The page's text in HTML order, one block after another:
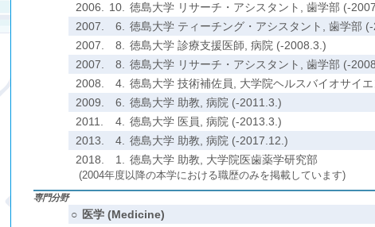
2006.
10.
徳島大学 リサーチ・アシスタント, 歯学部 (-
2007.
6.
徳島大学 ティーチング・アシスタント, 歯学部
2007.
8.
徳島大学 診療支援医師, 病院 (-2008.3.)
2007.
8.
徳島大学 リサーチ・アシスタント, 歯学部 (-
2008.
4.
徳島大学 技術補佐員, 大学院ヘルスバイオサイ
2009.
6.
徳島大学 助教, 病院 (-2011.3.)
2011.
4.
徳島大学 医員, 病院 (-2013.3.)
2013.
4.
徳島大学 助教, 病院 (-2017.12.)
2018.
1. 徳島大学 助教, 大学院医歯薬学研究部
(2004年度以降の本学における職歴のみを掲載しています)
専門分野
○ 医学 (Medicine)